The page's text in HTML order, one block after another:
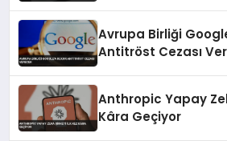
Avrupa Birliği
Antitröst Cezası
Anthropic Yapay
Kâra Geçiyor